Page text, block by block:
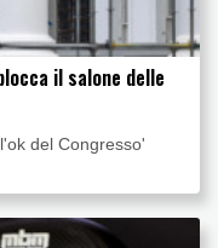
il salone delle
del Congresso'